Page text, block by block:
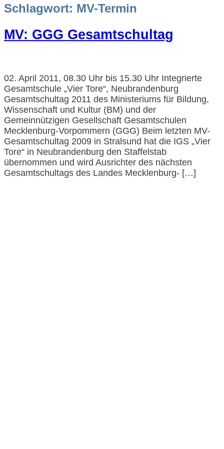
Schlagwort: MV-Termin
MV: GGG Gesamtschultag
02. April 2011, 08.30 Uhr bis 15.30 Uhr Integrierte
Gesamtschule „Vier Tore“, Neubrandenburg
Gesamtschultag 2011 des Ministeriums für Bildung,
Wissenschaft und Kultur (BM) und der
Gemeinnützigen Gesellschaft Gesamtschulen
Mecklenburg-Vorpommern (GGG) Beim letzten MV-
Gesamtschultag 2009 in Stralsund hat die IGS „Vier
Tore“ in Neubrandenburg den Staffelstab
übernommen und wird Ausrichter des nächsten
Gesamtschultags des Landes Mecklenburg- […]